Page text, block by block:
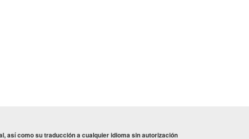
así como su traducción a cualquier idioma sin autorización